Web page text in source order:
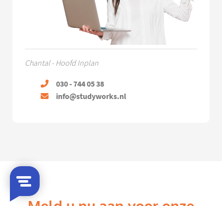
Chantal - Hoofd Inplan
030 - 744 05 38
info@studyworks.nl